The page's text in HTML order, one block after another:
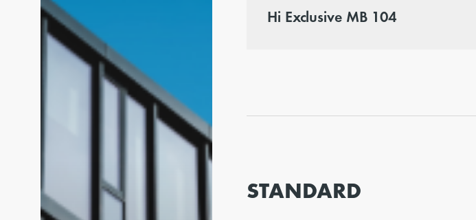
Hi Exclusive MB 104
STANDARD